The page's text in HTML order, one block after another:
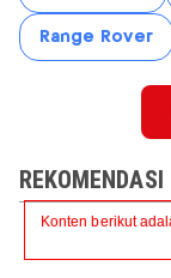
Range Rover